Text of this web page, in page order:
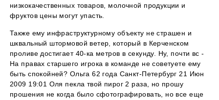
низкокачественных товаров, молочной продукции и
фруктов цены могут упасть.
Также ему инфраструктурному объекту не страшен и
шквальный штормовой ветер, который в Керченском
проливе достигает 40-ка метров в секунду. Ну, почти вс -
На правах старшего игрока в команде не советуете ему
быть спокойней? Ольга 62 года Санкт-Петербург 21 Июн
2009 19:01 Оля пекла твой пирог 2 раза, но прошу
прошения не когда было сфотографировать, но все еще